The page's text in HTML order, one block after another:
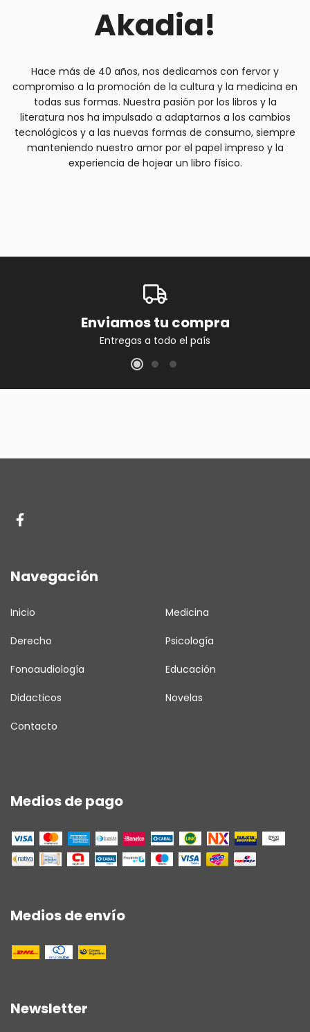
Akadia!
Hace más de 40 años, nos dedicamos con fervor y
compromiso a la promoción de la cultura y la medicina en
todas sus formas. Nuestra pasión por los libros y la
literatura nos ha impulsado a adaptarnos a los cambios
tecnológicos y a las nuevas formas de consumo, siempre
manteniendo nuestro amor por el papel impreso y la
experiencia de hojear un libro físico.
Enviamos tu compra
Entregas a todo el país
Navegación
Inicio Medicina
Derecho Psicología
Fonoaudiología Educación
Didacticos Novelas
Contacto
Medios de pago
Medios de envío
Newsletter